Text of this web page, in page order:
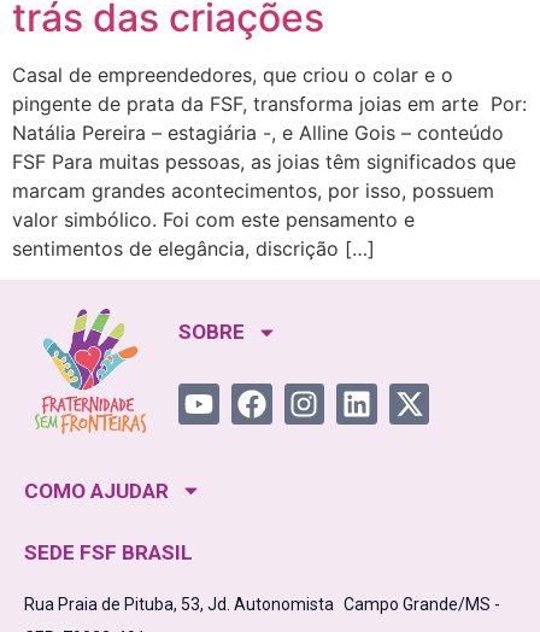
trás das criações
Casal de empreendedores, que criou o colar e o
pingente de prata da FSF, transforma joias em arte Por:
Natália Pereira – estagiária -, e Alline Gois – conteúdo
FSF Para muitas pessoas, as joias têm significados que
marcam grandes acontecimentos, por isso, possuem
valor simbólico. Foi com este pensamento e
sentimentos de elegância, discrição […]
SOBRE
COMO AJUDAR
SEDE FSF BRASIL
Rua Praia de Pituba, 53, Jd. Autonomista Campo Grande/MS -